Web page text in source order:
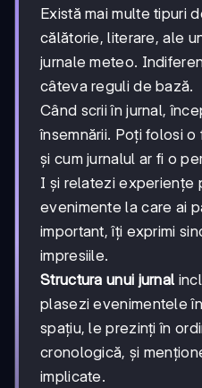
Există mai multe tipuri
călătorie, literare, ale
jurnale meteo.
câteva reguli de bază.
Când scrii în jurnal,
însemnării. Poți folosi
și cum jurnalul ar fi o
I și relatezi experiențe
evenimente la care ai
important, îți exprimi
impresiile.
Structura unui jurnal
plasezi evenimentele
spațiu, le prezinți în
cronologică, și
implicate.